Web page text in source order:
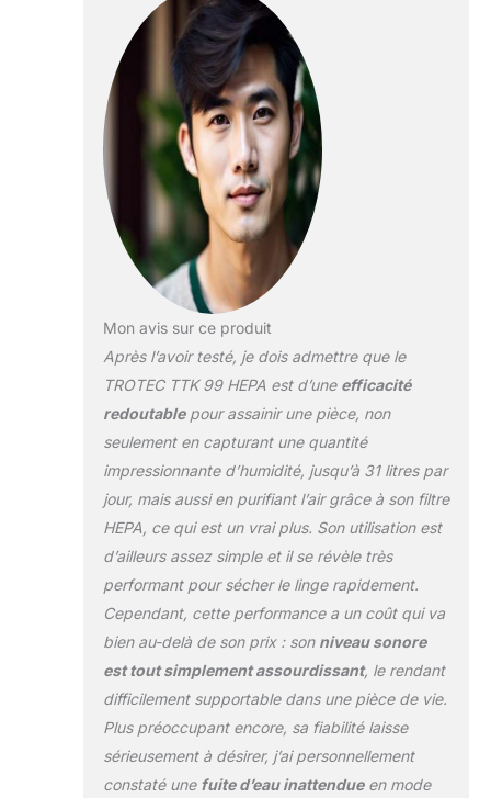
l’humidité relative dans la pièce, la
valeur-cible d'humidité ainsi que le
nombre d’heures de la minuterie. Très
simple à remplacer, le filtre HEPA
retient jusqu'à 95 % des polluants de
l’air ambiant, tels que les agents
pathogènes, les pollens, les spores de
moisissures, les poussières fines ou
les allergènes. Le filtre à air, lui aussi
facile à extraire, retient les peluches et
les poils d'animaux et s’essuie ou se
lave vite et simplement. Le bac
collecteur d'eau amovible dispose
d’une capacité de 4 litres. L’appareil
s’arrête automatiquement lorsque le
bac est plein et le signale par LED. Un
tuyau peut être raccordé au dos de
l’appareil afin que l’eau de
condensation puisse s’écouler en
permanence.
Mon avis sur ce produit
Après l’avoir testé, je dois admettre que le
TROTEC TTK 99 HEPA est d’une efficacité
redoutablepour assainir une pièce, non
seulement en capturant une quantité
impressionnante d’humidité, jusqu’à 31 litres par
jour, mais aussi en purifiant l’air grâce à son filtre
HEPA, ce qui est un vrai plus. Son utilisation est
d’ailleurs assez simple et il se révèle très
performant pour sécher le linge rapidement.
Cependant, cette performance a un coût qui va
bien au-delà de son prix : son niveau sonore
est tout simplement assourdissant, le rendant
difficilement supportable dans une pièce de vie.
Plus préoccupant encore, sa fiabilité laisse
sérieusement à désirer, j’ai personnellement
constaté une fuite d’eau inattendueen mode